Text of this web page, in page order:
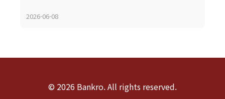
2026-06-08
© 2026 Bankro. All rights reserved.